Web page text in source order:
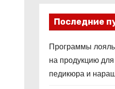
Последние
Программы
на продукцию
педикюра и